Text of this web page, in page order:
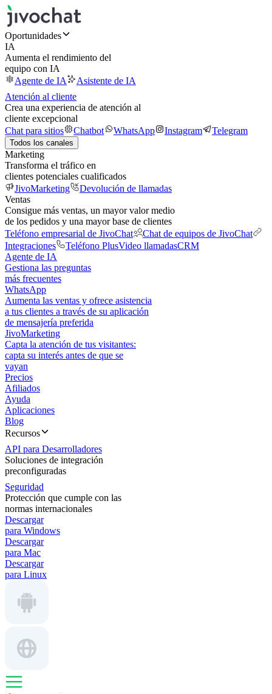
Oportunidades
IA
Aumenta el rendimiento del
equipo con IA
Agente de IA
Asistente de IA
Atención al cliente
Crea una experiencia de atención al
cliente excepcional
Chat para sitios
Chatbot WhatsApp Instagram Telegram
Todos los canales
Marketing
Transforma el tráfico en
clientes potenciales cualificados
JivoMarketing
Devolución de llamadas
Ventas
Consigue más ventas, un mayor valor medio
de los pedidos y una mayor base de clientes
Teléfono empresarial de JivoChat
Chat de equipos de JivoChat
Integraciones
Teléfono PlusVideo llamadasCRM
Agente de IA
Gestiona las preguntas
más frecuentes
WhatsApp
Aumenta las ventas y ofrece asistencia
a tus clientes a través de su aplicación
de mensajería preferida
JivoMarketing
Capta la atención de tus visitantes:
capta su interés antes de que se
vayan
Precios
Afiliados
Ayuda
Aplicaciones
Blog
Recursos
API para Desarrolladores
Soluciones de integración
preconfiguradas
Seguridad
Protección que cumple con las
normas internacionales
Descargar
para Windows
Descargar
para Mac
Descargar
para Linux